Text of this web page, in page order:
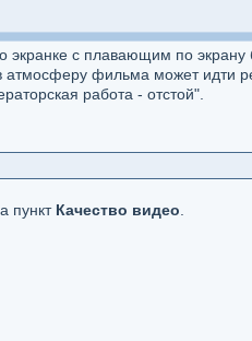
экранке с плавающим по
фильма может идти
работа - отстой".
пункт Качество видео